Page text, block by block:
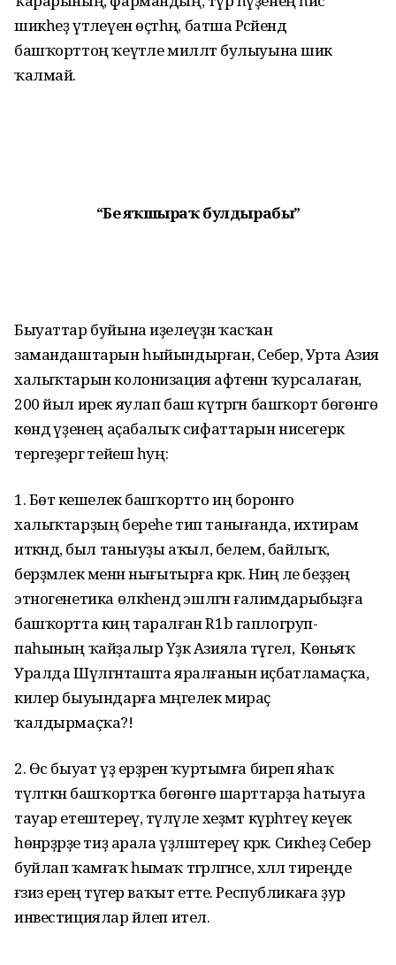
шикһеҙ үтәлеүен өҫтәһәң, батша Рәсәйендә
башҡорттоң ҡеүәтле милләт булыуына шик
ҡалмай.
“Беҙ яҡшыраҡ булдырабыҙ”
Быуаттар буйына иҙелеүҙән ҡасҡан
замандаштарын һыйындырған, Себер, Урта Азия
халыҡтарын колонизация афәтенән ҡурсалаған,
200 йыл ирек яулап баш күтәргән башҡорт бөгөнгө
көндә үҙенең аҫабалыҡ сифаттарын нисегерәк
тергеҙергә тейеш һуң:
1. Бөтә кешелек башҡортто иң боронғо
халыҡтарҙың береһе тип танығанда, ихтирам
иткәндә, был таныуҙы аҡыл, белем, байлыҡ,
берҙәмлек менән нығытырға кә­рәк. Ниңә әле беҙҙең
этногенетика өлкә­һен­дә эшләгән ғалимдарыбыҙға
баш­ҡортта киң таралған R1b гаплогруп­
паһының ҡайҙалыр Үҙәк Азияла түгел, ә Көньяҡ
Уралда Шүлгәнташта яралғанын иҫбатламаҫҡа,
килер быуындарға мәң­гелек мираҫ
ҡалдырмаҫҡа?!
2. Өс быуат үҙ ерҙәрен ҡуртымға биреп яһаҡ
түләткән башҡортҡа бөгөнгө шарт­тарҙа һатыуға
тауар етештереү, түләүле хеҙмәт күрһәтеү кеүек
һөнәрҙәрҙе тиҙ арала үҙләштереү кәрәк. Сикһеҙ Себер
буйлап ҡамғаҡ һымаҡ тәгәрләгәнсе, хәләл тиреңде
ғәзиз ереңә түгер ваҡыт етте. Республикаға ҙур
инвестициялар йәлеп ителә.